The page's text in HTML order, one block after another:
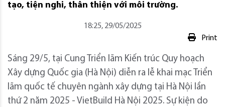
tạo, tiện nghi, thân thiện với môi trường.
18:25, 29/05/2025
Print
Sáng 29/5, tại Cung Triển lãm Kiến trúc Quy hoạch
Xây dựng Quốc gia (Hà Nội) diễn ra lễ khai mạc Triển
lãm quốc tế chuyên ngành xây dựng tại Hà Nội lần
thứ 2 năm 2025 - VietBuild Hà Nội 2025. Sự kiện do